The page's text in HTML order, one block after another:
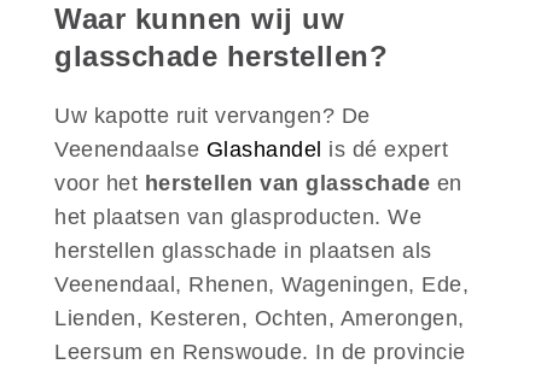
Waar kunnen wij uw
glasschade herstellen?
Uw kapotte ruit vervangen? De
Veenendaalse Glashandel is dé expert
voor het herstellen van glasschade en
het plaatsen van glasproducten. We
herstellen glasschade in plaatsen als
Veenendaal, Rhenen, Wageningen, Ede,
Lienden, Kesteren, Ochten, Amerongen,
Leersum en Renswoude. In de provincie